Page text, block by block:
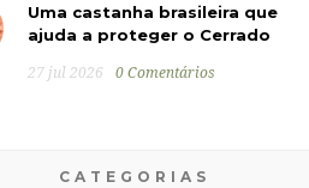
Uma castanha brasileira que
ajuda a proteger o Cerrado
27 jul 2026 0 Comentários
CATEGORIAS